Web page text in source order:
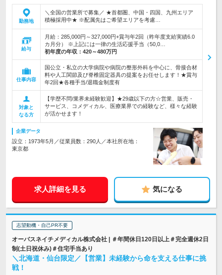
勤務地
＼全国の営業所で募集／ ★首都圏、中国・四国、九州エリア
積極採用中★ ※配属先はご希望エリアを考慮…
給与
月給：285,000円～327,000円+賞与年2回（昨年度支給実績6.0
カ月分） ※上記には一律の生活応援手当（50,0…
初年度の年収： 420～480万円
仕事内容
国公立・私立の大学病院や病院の整形外科を中心に、骨接合材
料や人工関節及び脊椎固定器具の提案をお任せします！★賞与
年2回★各種手当/退職金制度有
対象と
なる方
【学歴不問/業界未経験歓迎】★29歳以下の方☆営業、販売・
サービス、コメディカル、医療業界での経験など、様々な経験
が活かせます！
企業データ
設立：1973年5月／従業員数：290人／本社所在地：
東京都
求人詳細を見る 気になる
志望動機・自己PR不要
オーバスネイチメディカル株式会社 | ＃年間休日120日以上＃完全週休2日
制(土日祝休み)＃住宅手当あり
＼北海道・仙台限定／【営業】未経験から命を支える仕事に挑
戦！